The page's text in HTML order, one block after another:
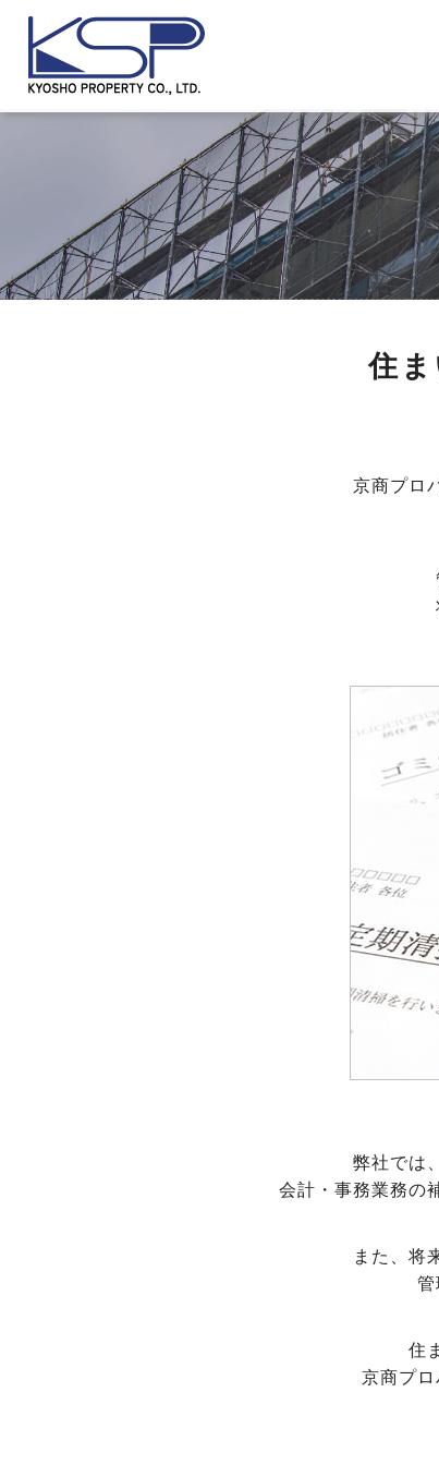
住
京商プロ
弊社では
会計・事務業務の
また、将
管
住
京商プ